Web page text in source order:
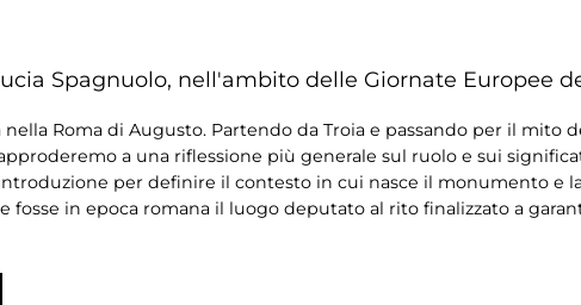
Spagnuolo, nell'ambito delle Giornate Europee
Roma di Augusto. Partendo da Troia e passando per il mito
a una riflessione più generale sul ruolo e sui
per definire il contesto in cui nasce il monumento e
fosse in epoca romana il luogo deputato al rito finalizzato a